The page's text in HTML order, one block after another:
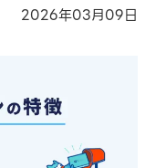
2026年03月09日